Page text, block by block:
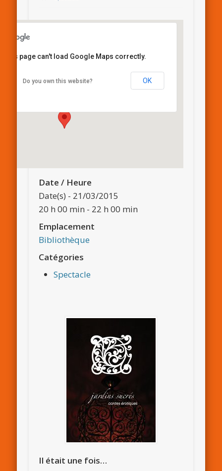
Bibliothèque
13, rue de la Paix - Riedisheim
This page can't load Google Maps correctly.
Do you own this website? OK
Date / Heure
Date(s) - 21/03/2015
20 h 00 min - 22 h 00 min
Emplacement
Bibliothèque
Catégories
Spectacle
Il était une fois…